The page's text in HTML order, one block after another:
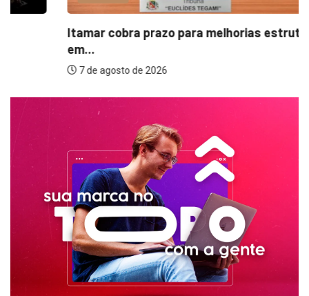
Itamar cobra prazo para melhorias estruturais
7 de agosto de 2026